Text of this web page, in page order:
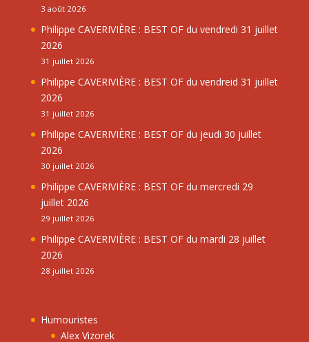
3 août 2026
Philippe CAVERIVIÈRE : BEST OF du vendredi 31 juillet
2026
31 juillet 2026
Philippe CAVERIVIÈRE : BEST OF du vendreid 31 juillet
2026
31 juillet 2026
Philippe CAVERIVIÈRE : BEST OF du jeudi 30 juillet
2026
30 juillet 2026
Philippe CAVERIVIÈRE : BEST OF du mercredi 29
juillet 2026
29 juillet 2026
Philippe CAVERIVIÈRE : BEST OF du mardi 28 juillet
2026
28 juillet 2026
Humouristes
Alex Vizorek